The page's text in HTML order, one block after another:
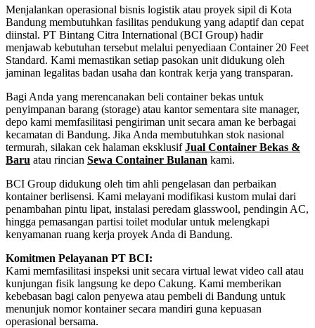
Menjalankan operasional bisnis logistik atau proyek sipil di Kota
Bandung membutuhkan fasilitas pendukung yang adaptif dan cepat
diinstal. PT Bintang Citra International (BCI Group) hadir
menjawab kebutuhan tersebut melalui penyediaan Container 20 Feet
Standard. Kami memastikan setiap pasokan unit didukung oleh
jaminan legalitas badan usaha dan kontrak kerja yang transparan.
Bagi Anda yang merencanakan beli container bekas untuk
penyimpanan barang (storage) atau kantor sementara site manager,
depo kami memfasilitasi pengiriman unit secara aman ke berbagai
kecamatan di Bandung. Jika Anda membutuhkan stok nasional
termurah, silakan cek halaman eksklusifJual Container Bekas &
Baru atau rincian Sewa Container Bulanan kami.
BCI Group didukung oleh tim ahli pengelasan dan perbaikan
kontainer berlisensi. Kami melayani modifikasi kustom mulai dari
penambahan pintu lipat, instalasi peredam glasswool, pendingin AC,
hingga pemasangan partisi toilet modular untuk melengkapi
kenyamanan ruang kerja proyek Anda di Bandung.
Komitmen Pelayanan PT BCI:
Kami memfasilitasi inspeksi unit secara virtual lewat video call atau
kunjungan fisik langsung ke depo Cakung. Kami memberikan
kebebasan bagi calon penyewa atau pembeli di Bandung untuk
menunjuk nomor kontainer secara mandiri guna kepuasan
operasional bersama.